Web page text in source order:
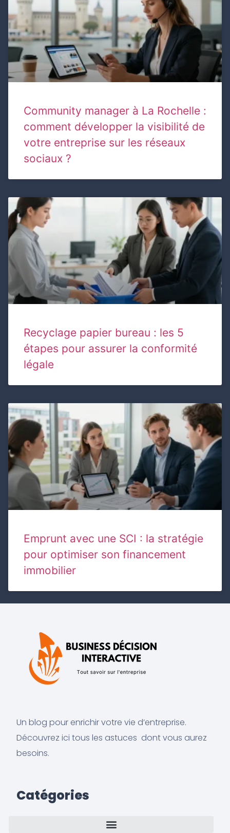
Community manager à La Rochelle :
comment développer la visibilité de
votre entreprise sur les réseaux
sociaux ?
Recyclage papier bureau : les 5
étapes pour assurer la conformité
légale
Emprunt avec une SCI : la stratégie
pour optimiser son financement
immobilier
Un blog pour enrichir votre vie d’entreprise.
Découvrez ici tous les astuces dont vous aurez
besoins.
Catégories